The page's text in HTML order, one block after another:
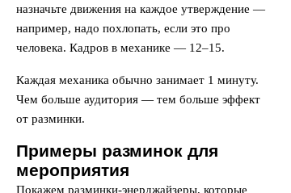
назначьте движения на каждое утверждение —
например, надо похлопать, если это про
человека. Кадров в механике — 12–15.
Каждая механика обычно занимает 1 минуту.
Чем больше аудитория — тем больше эффект
от разминки.
Примеры разминок для
мероприятия
Покажем разминки-энерджайзеры, которые